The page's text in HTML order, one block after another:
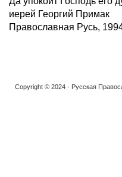
иерей Георгий Примак
Православная Русь,
Copyright © 2024 - Русская